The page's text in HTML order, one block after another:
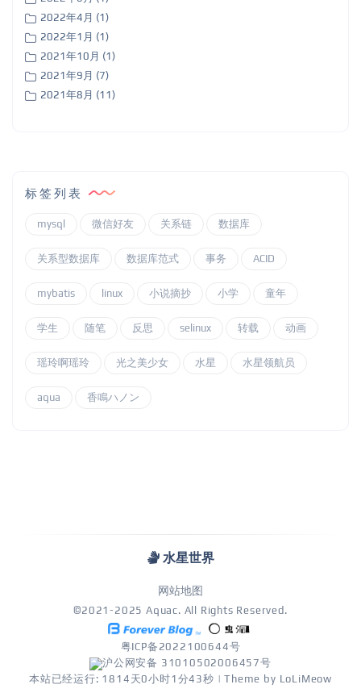
2022年4月 (1)
2022年1月 (1)
2021年10月 (1)
2021年9月 (7)
2021年8月 (11)
标签列表
mysql 微信好友 关系链 数据库
关系型数据库 数据库范式 事务 ACID
mybatis linux 小说摘抄 小学 童年
学生 随笔 反思 selinux 转载 动画
瑶玲啊瑶玲 光之美少女 水星 水星领航员
aqua 香鳴ハノン
水星世界
网站地图
©2021-2025 Aquac. All Rights Reserved.
粤ICP备2022100644号
沪公网安备 31010502006457号
本站已经运行: 1814天0小时1分43秒 | Theme by LoLiMeow